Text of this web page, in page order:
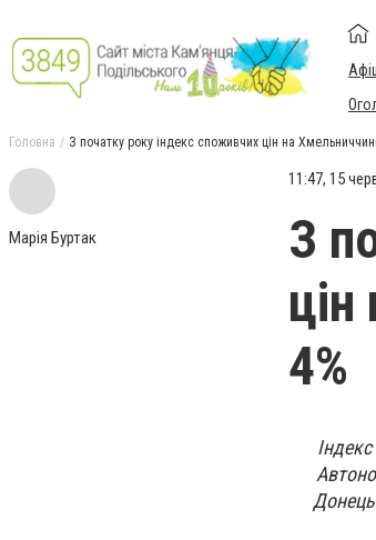
Головна З початку року індекс споживчих цін на
Марія Буртак
11:47, 15
З
4%